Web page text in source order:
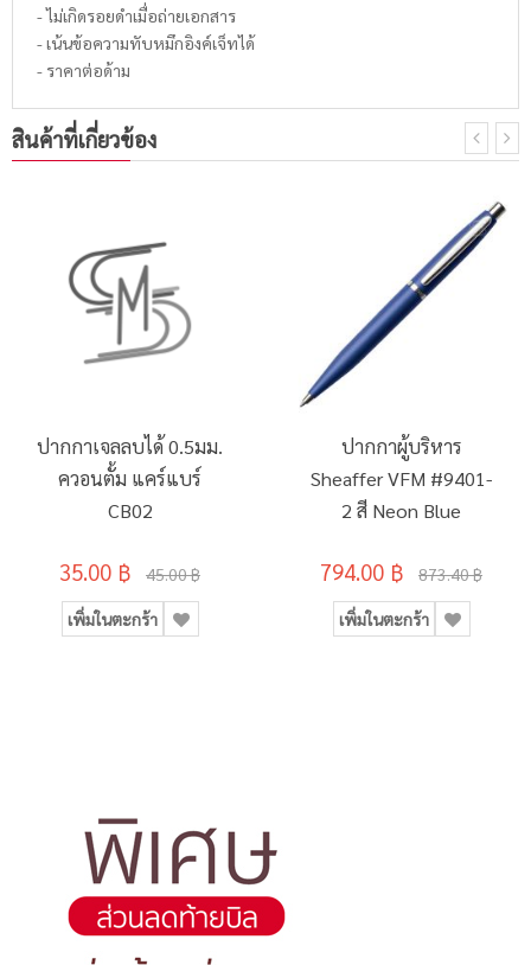
- ไม่เกิดรอยดำเมื่อถ่ายเอกสาร
- เน้นข้อความทับหมึกอิงค์เจ็ทได้
- ราคาต่อด้าม
สินค้าที่เกี่ยวข้อง
ปากกาเจลลบได้ 0.5มม.
ควอนตั้ม แคร์แบร์
CB02
35.00 ฿ 45.00 ฿
เพิ่มในตะกร้า
ปากกาผู้บริหาร
Sheaffer VFM #9401-
2 สี Neon Blue
794.00 ฿ 873.40 ฿
เพิ่มในตะกร้า